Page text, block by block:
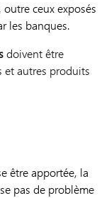
ceux exposés
les banques.
doivent être
et autres produits
être apportée, la
pas de problème